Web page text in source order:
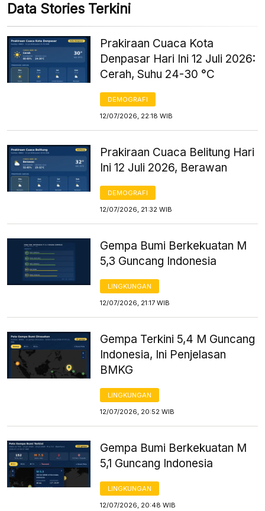
Data Stories Terkini
Prakiraan Cuaca Kota
Denpasar Hari Ini 12 Juli 2026:
Cerah, Suhu 24-30 °C
DEMOGRAFI
12/07/2026, 22:18 WIB
Prakiraan Cuaca Belitung Hari
Ini 12 Juli 2026, Berawan
DEMOGRAFI
12/07/2026, 21:32 WIB
Gempa Bumi Berkekuatan M
5,3 Guncang Indonesia
LINGKUNGAN
12/07/2026, 21:17 WIB
Gempa Terkini 5,4 M Guncang
Indonesia, Ini Penjelasan
BMKG
LINGKUNGAN
12/07/2026, 20:52 WIB
Gempa Bumi Berkekuatan M
5,1 Guncang Indonesia
LINGKUNGAN
12/07/2026, 20:48 WIB